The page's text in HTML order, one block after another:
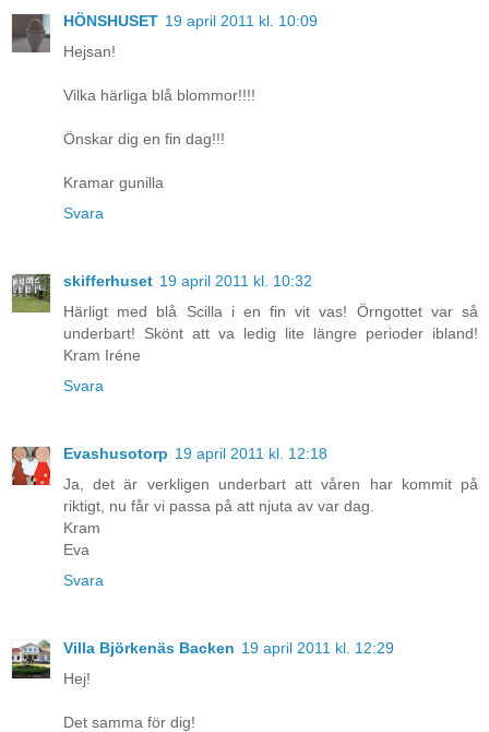
HÖNSHUSET 19 april 2011 kl. 10:09
Hejsan!
Vilka härliga blå blommor!!!!
Önskar dig en fin dag!!!
Kramar gunilla
Svara
skifferhuset 19 april 2011 kl. 10:32
Härligt med blå Scilla i en fin vit vas! Örngottet var så
underbart! Skönt att va ledig lite längre perioder ibland!
Kram Iréne
Svara
Evashusotorp 19 april 2011 kl. 12:18
Ja, det är verkligen underbart att våren har kommit på
riktigt, nu får vi passa på att njuta av var dag.
Kram
Eva
Svara
Villa Björkenäs Backen 19 april 2011 kl. 12:29
Hej!
Det samma för dig!